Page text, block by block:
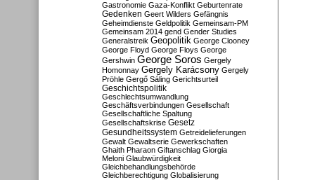
Gastronomie Gaza-Konflikt Geburtenrate
Gedenken Geert Wilders Gefängnis
Geheimdienste Geldpolitik Gemeinsam-PM
Gemeinsam 2014 gend Gender Studies
Generalstreik Geopolitik George Clooney
George Floyd George Floys George
Gershwin George Soros Gergely
Homonnay Gergely Karácsony Gergely
Pröhle Gergő Sáling Gerichtsurteil
Geschichtspolitik
Geschlechtsumwandlung
Geschäftsverbindungen Gesellschaft
Gesellschaftliche Spaltung
Gesellschaftskrise Gesetz
Gesundheitssystem Getreidelieferungen
Gewalt Gewaltserie Gewerkschaften
Ghaith Pharaon Giftanschlag Giorgia
Meloni Glaubwürdigkeit
Gleichbehandlungsbehörde
Gleichberechtigung Globalisierung